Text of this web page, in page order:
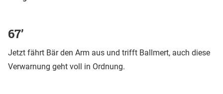
67’
Jetzt fährt Bär den Arm aus und trifft Ballmert, auch diese
Verwarnung geht voll in Ordnung.